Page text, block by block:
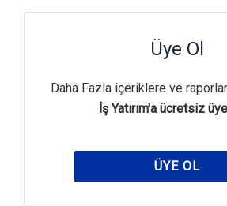
Üye Ol
Daha Fazla içeriklere ve
İş Yatırım'a ücretsiz
ÜYE OL